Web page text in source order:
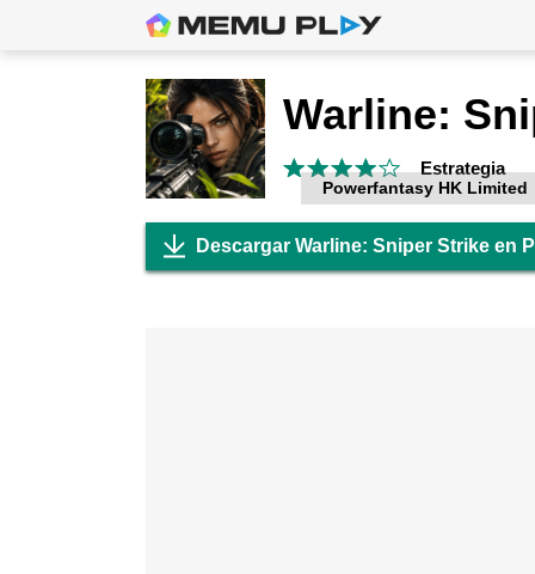
Warline:
Estrategia
Powerfantasy HK Limited
Descargar Warline: Sniper Strike en